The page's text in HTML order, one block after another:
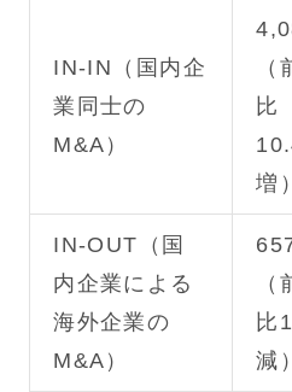
IN-IN（国内企
業同士の
M&A）
（
比
増）
IN-OUT（国
内企業による
海外企業の
M&A）
（
比
減）